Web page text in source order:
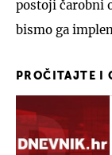
postoji čarobni
bismo ga
PROČITAJTE I